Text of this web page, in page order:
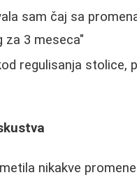
sam čaj sa
za 3 meseca"
regulisanja stolice,
nikakve